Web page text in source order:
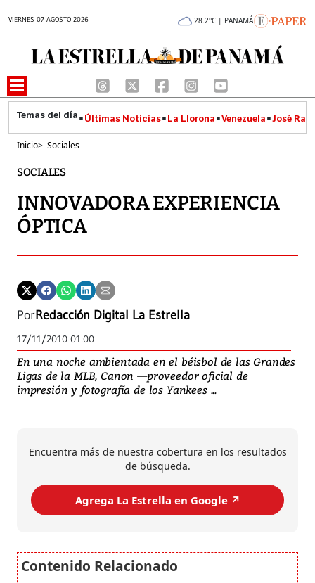
VIERNES 07 AGOSTO 2026 28.2°C | PANAMÁ
Últimas Noticias La Llorona Venezuela José
Inicio> Sociales
SOCIALES
INNOVADORA EXPERIENCIA
ÓPTICA
PorRedacción Digital La Estrella
17/11/2010 01:00
En una noche ambientada en el béisbol de las Grandes
Ligas de la MLB, Canon —proveedor oficial de
impresión y fotografía de los Yankees ...
Encuentra más de nuestra cobertura en los resultados
de búsqueda.
Agrega La Estrella en Google ↗️